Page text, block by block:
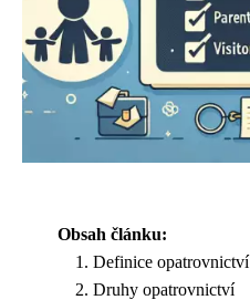
Obsah článku:
Definice opatrovnictví
Druhy opatrovnictví